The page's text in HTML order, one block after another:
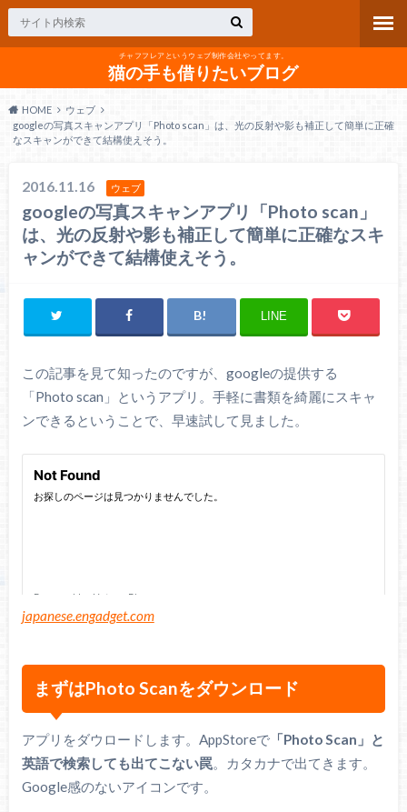
チャフフレアというウェブ制作会社やってます。
猫の手も借りたいブログ
HOME
ウェブ
googleの写真スキャンアプリ「Photo scan」は、光の反射や影も補正して簡単に正確
なスキャンができて結構使えそう。
2016.11.16 ウェブ
googleの写真スキャンアプリ「Photo scan」
は、光の反射や影も補正して簡単に正確なスキ
ャンができて結構使えそう。
LINE
この記事を見て知ったのですが、googleの提供する
「Photo scan」というアプリ。手軽に書類を綺麗にスキャ
ンできるということで、早速試して見ました。
japanese.engadget.com
まずはPhoto Scanをダウンロード
アプリをダウロードします。AppStoreで「Photo Scan」と
英語で検索しても出てこない罠。カタカナで出てきます。
Google感のないアイコンです。